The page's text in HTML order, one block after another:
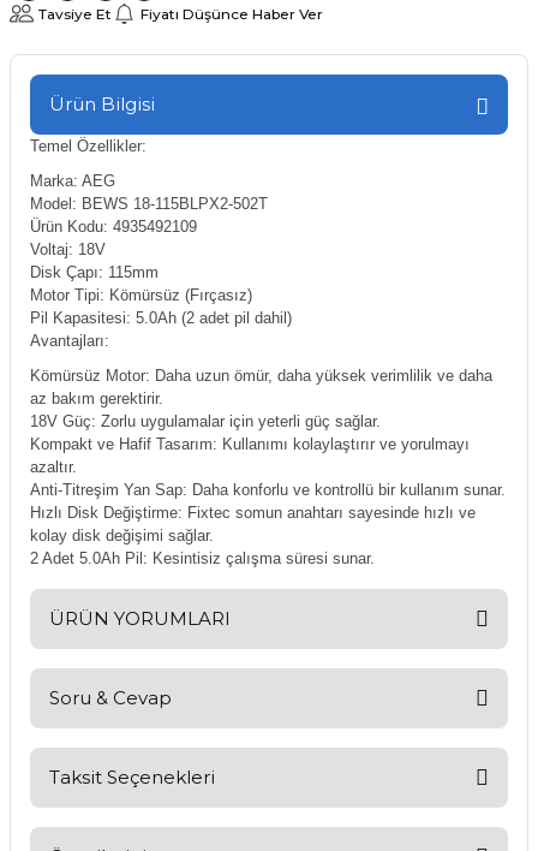
Tavsiye Et Fiyatı Düşünce Haber Ver
Ürün Bilgisi
Temel Özellikler:
Marka: AEG
Model: BEWS 18-115BLPX2-502T
Ürün Kodu: 4935492109
Voltaj: 18V
Disk Çapı: 115mm
Motor Tipi: Kömürsüz (Fırçasız)
Pil Kapasitesi: 5.0Ah (2 adet pil dahil)
Avantajları:
Kömürsüz Motor: Daha uzun ömür, daha yüksek verimlilik ve daha
az bakım gerektirir.
18V Güç: Zorlu uygulamalar için yeterli güç sağlar.
Kompakt ve Hafif Tasarım: Kullanımı kolaylaştırır ve yorulmayı
azaltır.
Anti-Titreşim Yan Sap: Daha konforlu ve kontrollü bir kullanım sunar.
Hızlı Disk Değiştirme: Fixtec somun anahtarı sayesinde hızlı ve
kolay disk değişimi sağlar.
2 Adet 5.0Ah Pil: Kesintisiz çalışma süresi sunar.
ÜRÜN YORUMLARI
Bu ürüne ilk yorumu siz yapın!
Soru & Cevap
Ürün hakkında henüz soru sorulmamış.
Taksit Seçenekleri